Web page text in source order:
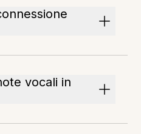
vocali in